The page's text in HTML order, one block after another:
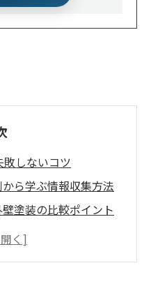
しないコツ
ら学ぶ情報収集方法
塗装の比較ポイント
トの活用術と注意点